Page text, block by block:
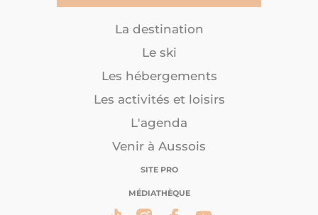
La destination
Le ski
Les hébergements
Les activités et loisirs
L'agenda
Venir à Aussois
SITE PRO
MÉDIATHÈQUE